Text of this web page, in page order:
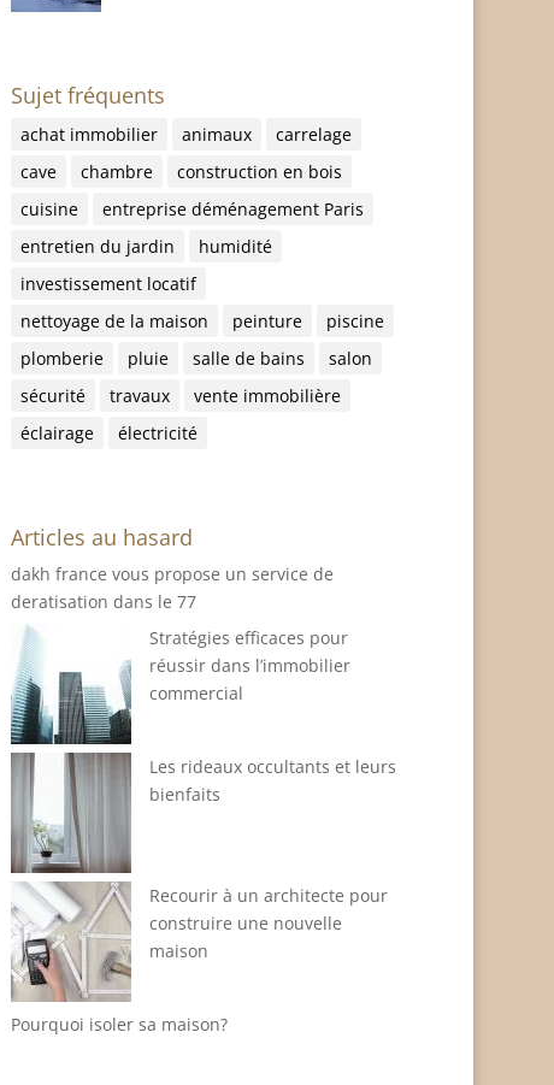
Sujet fréquents
achat immobilier animaux
carrelage
cave
chambre
construction en bois
cuisine
entreprise déménagement Paris
entretien du jardin
humidité
investissement locatif
nettoyage de la maison
peinture
piscine
plomberie
pluie salle de bains
salon
sécurité
travaux
vente immobilière
éclairage
électricité
Articles au hasard
dakh france vous propose un service de
deratisation dans le 77
Stratégies efficaces pour
réussir dans l’immobilier
commercial
Les rideaux occultants et leurs
bienfaits
Recourir à un architecte pour
construire une nouvelle
maison
Pourquoi isoler sa maison?